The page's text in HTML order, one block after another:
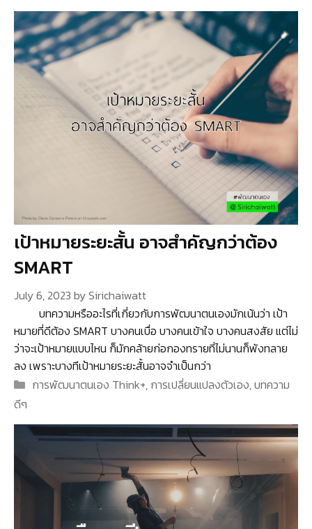
เป้าหมายระยะสั้น อาจสำคัญกว่าต้อง
SMART
July 6, 2023 bySirichaiwatt
บทความหรืออะไรที่เกี่ยวกับการพัฒนาตนเองมักเน้นว่า เป้า
หมายที่ดีต้อง SMART บางคนเบื่อ บางคนเข้าใจ บางคนสงสัย แต่ไม่
ว่าจะเป้าหมายแบบไหน ก็มักคล้ายก่อกองทรายที่ไม่นานก็พังทลาย
ลง เพราะบางทีเป้าหมายระยะสั้นอาจจำเป็นกว่า
Categories
การพัฒนาตนเอง Think+, การเปลี่ยนแปลงตัวเอง,บทความ
ดีๆ